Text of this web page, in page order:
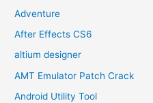
Adventure
After Effects CS6
altium designer
AMT Emulator Patch Crack
Android Utility Tool